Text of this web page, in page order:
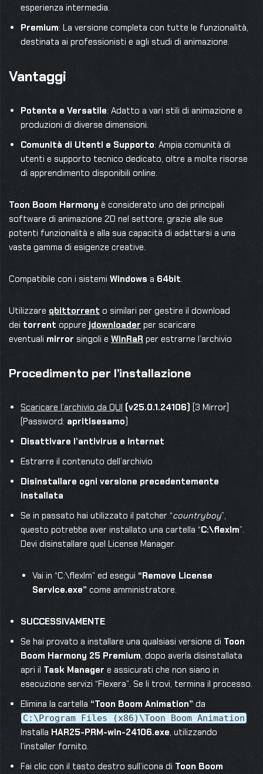
esperienza intermedia.
Premium: La versione completa con tutte le funzionalità,
destinata ai professionisti e agli studi di animazione.
Vantaggi
Potente e Versatile: Adatto a vari stili di animazione e
produzioni di diverse dimensioni.
Comunità di Utenti e Supporto: Ampia comunità di
utenti e supporto tecnico dedicato, oltre a molte risorse
di apprendimento disponibili online.
Toon Boom Harmony è considerato uno dei principali
software di animazione 2D nel settore, grazie alle sue
potenti funzionalità e alla sua capacità di adattarsi a una
vasta gamma di esigenze creative.
Compatibile con i sistemi Windows a 64bit.
Utilizzare qbittorrent o similari per gestire il download
dei torrent oppure jdownloader per scaricare
eventuali mirror singoli e WinRaR per estrarne l’archivio
Procedimento per l’installazione
Scaricare l’archivio da QUI (v25.0.1.24106) [3 Mirror]
(Password: apritisesamo)
Disattivare l’antivirus e internet
Estrarre il contenuto dell’archivio
Disinstallare ogni versione precedentemente
installata
Se in passato hai utilizzato il patcher “countryboy”,
questo potrebbe aver installato una cartella “C:\flexlm”.
Devi disinstallare quel License Manager.
Vai in “C:\flexlm” ed esegui “Remove License
Service.exe” come amministratore.
SUCCESSIVAMENTE
Se hai provato a installare una qualsiasi versione di Toon
Boom Harmony 25 Premium, dopo averla disinstallata
apri il Task Manager e assicurati che non siano in
esecuzione servizi “Flexera”. Se li trovi, termina il processo.
Elimina la cartella “Toon Boom Animation” da
C:\Program Files (x86)\Toon Boom Animation
Installa HAR25-PRM-win-24106.exe, utilizzando
l’installer fornito.
Fai clic con il tasto destro sull’icona di Toon Boom